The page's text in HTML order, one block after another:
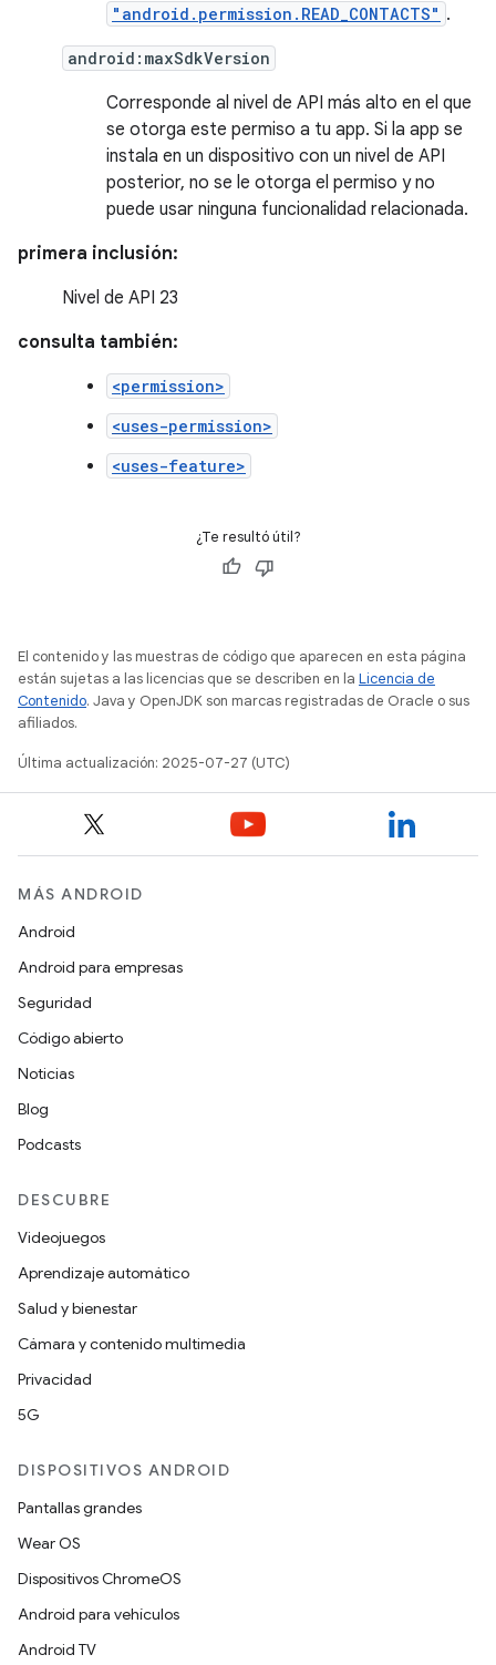
"android.permission.READ_CONTACTS" .
android:maxSdkVersion
Corresponde al nivel de API más alto en el que
se otorga este permiso a tu app. Si la app se
instala en un dispositivo con un nivel de API
posterior, no se le otorga el permiso y no
puede usar ninguna funcionalidad relacionada.
primera inclusión:
Nivel de API 23
consulta también:
<permission>
<uses-permission>
<uses-feature>
¿Te resultó útil?
El contenido y las muestras de código que aparecen en esta página
están sujetas a las licencias que se describen en la Licencia de
Contenido. Java y OpenJDK son marcas registradas de Oracle o sus
afiliados.
Última actualización: 2025-07-27 (UTC)
MÁS ANDROID
Android
Android para empresas
Seguridad
Código abierto
Noticias
Blog
Podcasts
DESCUBRE
Videojuegos
Aprendizaje automático
Salud y bienestar
Cámara y contenido multimedia
Privacidad
5G
DISPOSITIVOS ANDROID
Pantallas grandes
Wear OS
Dispositivos ChromeOS
Android para vehículos
Android TV